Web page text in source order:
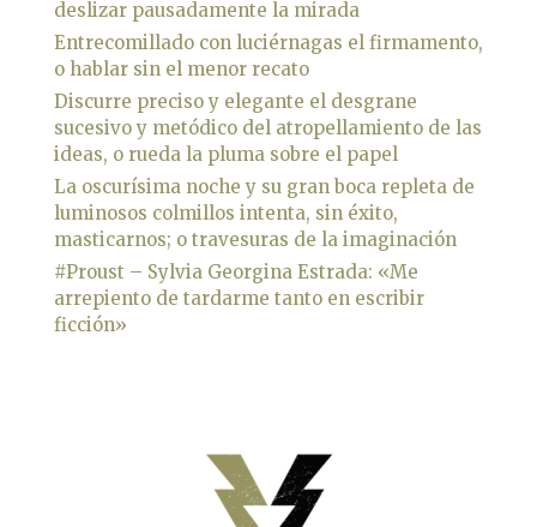
deslizar pausadamente la mirada
Entrecomillado con luciérnagas el firmamento,
o hablar sin el menor recato
Discurre preciso y elegante el desgrane
sucesivo y metódico del atropellamiento de las
ideas, o rueda la pluma sobre el papel
La oscurísima noche y su gran boca repleta de
luminosos colmillos intenta, sin éxito,
masticarnos; o travesuras de la imaginación
#Proust – Sylvia Georgina Estrada: «Me
arrepiento de tardarme tanto en escribir
ficción»